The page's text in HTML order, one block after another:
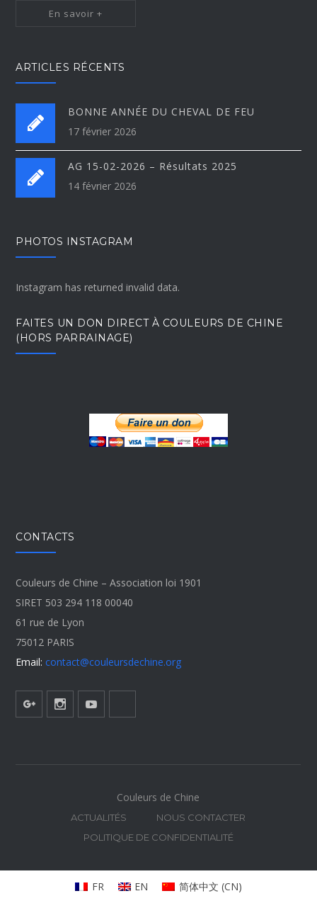
En savoir +
ARTICLES RÉCENTS
BONNE ANNÉE DU CHEVAL DE FEU
17 février 2026
AG 15-02-2026 – Résultats 2025
14 février 2026
PHOTOS INSTAGRAM
Instagram has returned invalid data.
FAITES UN DON DIRECT À COULEURS DE CHINE
(HORS PARRAINAGE)
CONTACTS
Couleurs de Chine – Association loi 1901
SIRET 503 294 118 00040
61 rue de Lyon
75012 PARIS
Email: contact@couleursdechine.org
Couleurs de Chine
ACTUALITÉS
NOUS CONTACTER
POLITIQUE DE CONFIDENTIALITÉ
FR EN 简体中文 (CN)